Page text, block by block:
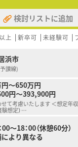
宅手当（17,000円）や自己
す。検討リストに追加
上 新卒可 未経験可
浜市
讃線)
～650万円
円～393,900円
て考慮いたします ＜想定年収
想定）…
～18：00（休憩60分）
より異なる